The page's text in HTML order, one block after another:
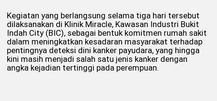
Kegiatan yang berlangsung selama tiga hari tersebut
dilaksanakan di Klinik Miracle, Kawasan Industri Bukit
Indah City (BIC), sebagai bentuk komitmen rumah sakit
dalam meningkatkan kesadaran masyarakat terhadap
pentingnya deteksi dini kanker payudara, yang hingga
kini masih menjadi salah satu jenis kanker dengan
angka kejadian tertinggi pada perempuan.